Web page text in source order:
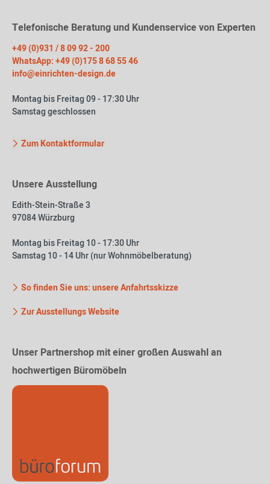
Telefonische Beratung und Kundenservice von Experten
+49 (0)931 / 8 09 92 - 200
WhatsApp: +49 (0)175 8 68 55 46
info@einrichten-design.de
Montag bis Freitag 09 - 17:30 Uhr
Samstag geschlossen
Zum Kontaktformular
Unsere Ausstellung
Edith-Stein-Straße 3
97084 Würzburg
Montag bis Freitag 10 - 17:30 Uhr
Samstag 10 - 14 Uhr (nur Wohnmöbelberatung)
So finden Sie uns: unsere Anfahrtsskizze
Zur Ausstellungs Website
Unser Partnershop mit einer großen Auswahl an
hochwertigen Büromöbeln